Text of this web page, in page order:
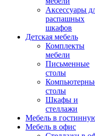
Аксессуары
распашных
шкафов
Детская мебель
Комплекты
мебели
Письменные
столы
столы
Шкафы и
стеллажи
Мебель в
Мебель в офис